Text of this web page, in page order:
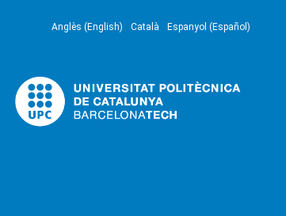
Anglès (English) Català Espanyol (Español)